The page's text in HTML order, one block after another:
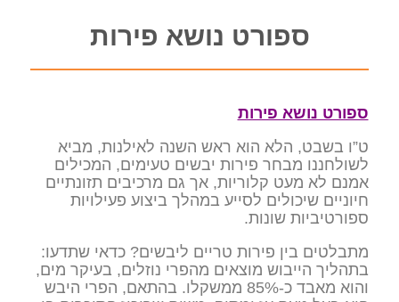
ספורט נושא פירות
ספורט נושא פירות
ט”ו בשבט, הלא הוא ראש השנה לאילנות, מביא
לשולחננו מבחר פירות יבשים טעימים, המכילים
אמנם לא מעט קלוריות, אך גם מרכיבים תזונתיים
חיוניים שיכולים לסייע במהלך ביצוע פעילויות
ספורטיביות שונות.
מתבלטים בין פירות טריים ליבשים? כדאי שתדעו:
בתהליך הייבוש מוצאים מהפרי נוזלים, בעיקר מים,
והוא מאבד כ-85% ממשקלו. בהתאם, הפרי היבש